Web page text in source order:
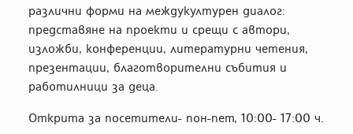
различни форми на междукултурен диалог:
представяне на проекти и срещи с автори,
изложби, конференции, литературни четения,
презентации, благотворителни събития и
работилници за деца.
Открита за посетители- пон-пет, 10:00- 17:00 ч.